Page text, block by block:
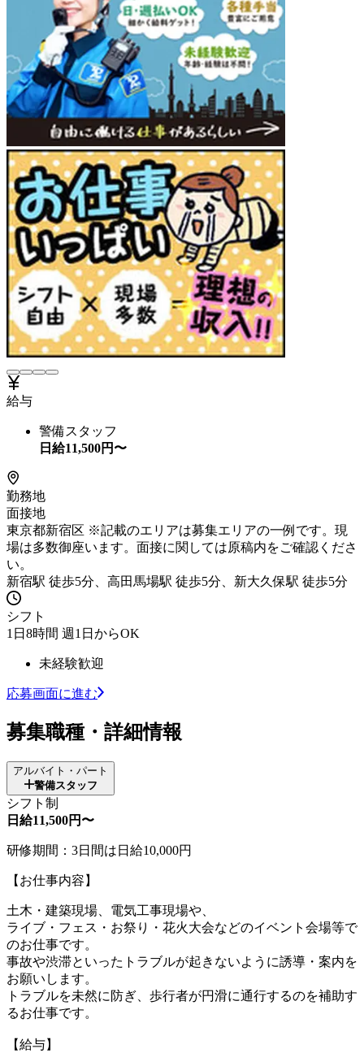
給与
警備スタッフ
日給11,500円〜
勤務地
面接地
東京都新宿区 ※記載のエリアは募集エリアの一例です。現
場は多数御座います。面接に関しては原稿内をご確認くださ
い。
新宿駅 徒歩5分、高田馬場駅 徒歩5分、新大久保駅 徒歩5分
シフト
1日8時間 週1日からOK
未経験歓迎
応募画面に進む
募集職種・詳細情報
アルバイト・パート
警備スタッフ
シフト制
日給11,500円〜
研修期間：3日間は日給10,000円
【お仕事内容】
土木・建築現場、電気工事現場や、
ライブ・フェス・お祭り・花火大会などのイベント会場等で
のお仕事です。
事故や渋滞といったトラブルが起きないように誘導・案内を
お願いします。
トラブルを未然に防ぎ、歩行者が円滑に通行するのを補助す
るお仕事です。
【給与】